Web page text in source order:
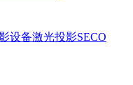
设备激光投影SECO